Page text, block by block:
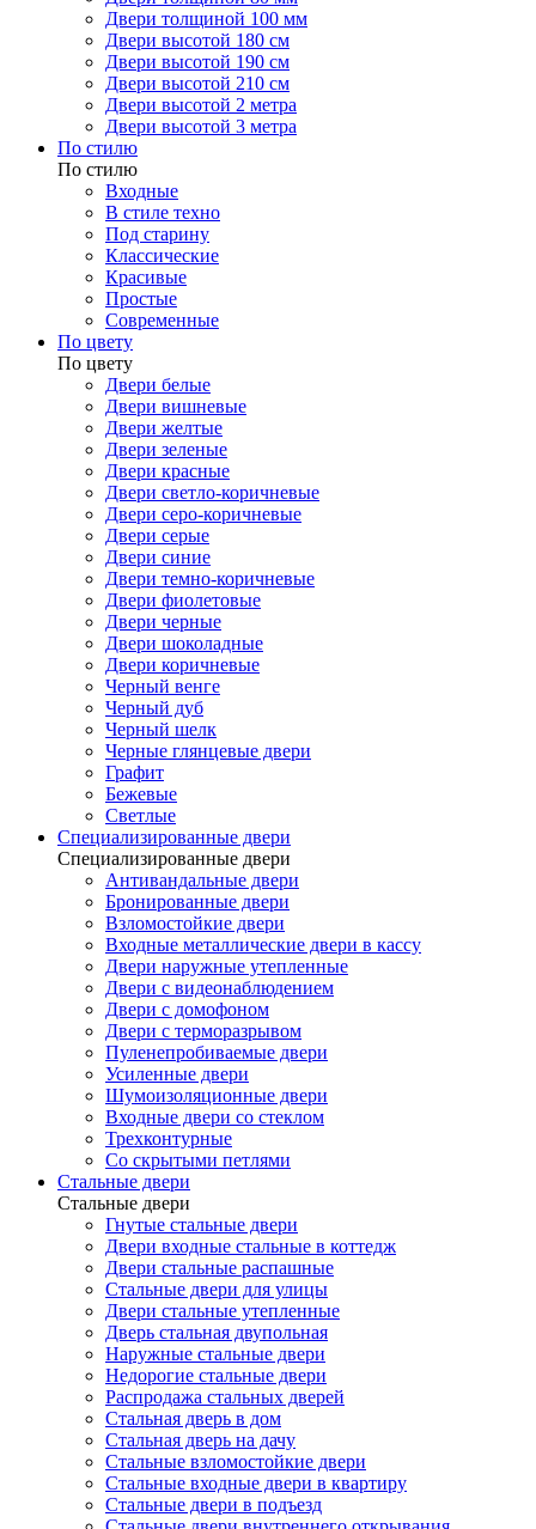
Двери толщиной 100 мм
Двери высотой 180 см
Двери высотой 190 см
Двери высотой 210 см
Двери высотой 2 метра
Двери высотой 3 метра
По стилю
По стилю
Входные
В стиле техно
Под старину
Классические
Красивые
Простые
Современные
По цвету
По цвету
Двери белые
Двери вишневые
Двери желтые
Двери зеленые
Двери красные
Двери светло-коричневые
Двери серо-коричневые
Двери серые
Двери синие
Двери темно-коричневые
Двери фиолетовые
Двери черные
Двери шоколадные
Двери коричневые
Черный венге
Черный дуб
Черный шелк
Черные глянцевые двери
Графит
Бежевые
Светлые
Специализированные двери
Специализированные двери
Антивандальные двери
Бронированные двери
Взломостойкие двери
Входные металлические двери в кассу
Двери наружные утепленные
Двери с видеонаблюдением
Двери с домофоном
Двери с терморазрывом
Пуленепробиваемые двери
Усиленные двери
Шумоизоляционные двери
Входные двери со стеклом
Трехконтурные
Со скрытыми петлями
Стальные двери
Стальные двери
Гнутые стальные двери
Двери входные стальные в коттедж
Двери стальные распашные
Стальные двери для улицы
Двери стальные утепленные
Дверь стальная двупольная
Наружные стальные двери
Недорогие стальные двери
Распродажа стальных дверей
Стальная дверь в дом
Стальная дверь на дачу
Стальные взломостойкие двери
Стальные входные двери в квартиру
Стальные двери в подъезд